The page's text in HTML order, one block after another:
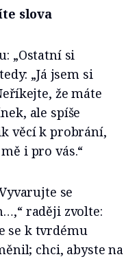
slova
„Ostatní si
„Já jsem si
že máte
ale spíše
věcí k probrání,
i pro vás.“
se
raději zvolte:
se k tvrdému
chci, abyste na